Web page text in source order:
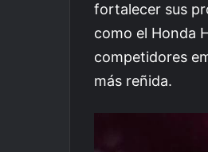
fortalecer sus
como el Honda
competidores
más reñida.